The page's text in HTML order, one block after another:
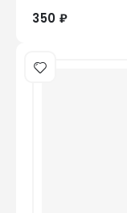
350 ₽